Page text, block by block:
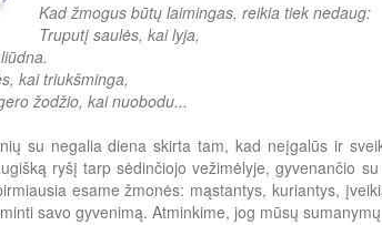
Kad žmogus būtų laimingas, reikia tiek nedaug:
Truputį saulės, kai lyja,
kai triukšminga,
žodžio, kai nuobodu...
su negalia diena skirta tam, kad neįgalūs ir
ryšį tarp sėdinčiojo vežimėlyje, gyvenančio
esame žmonės: mąstantys, kuriantys,
savo gyvenimą. Atminkime, jog mūsų